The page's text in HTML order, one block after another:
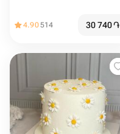
4.90514 30 740֏